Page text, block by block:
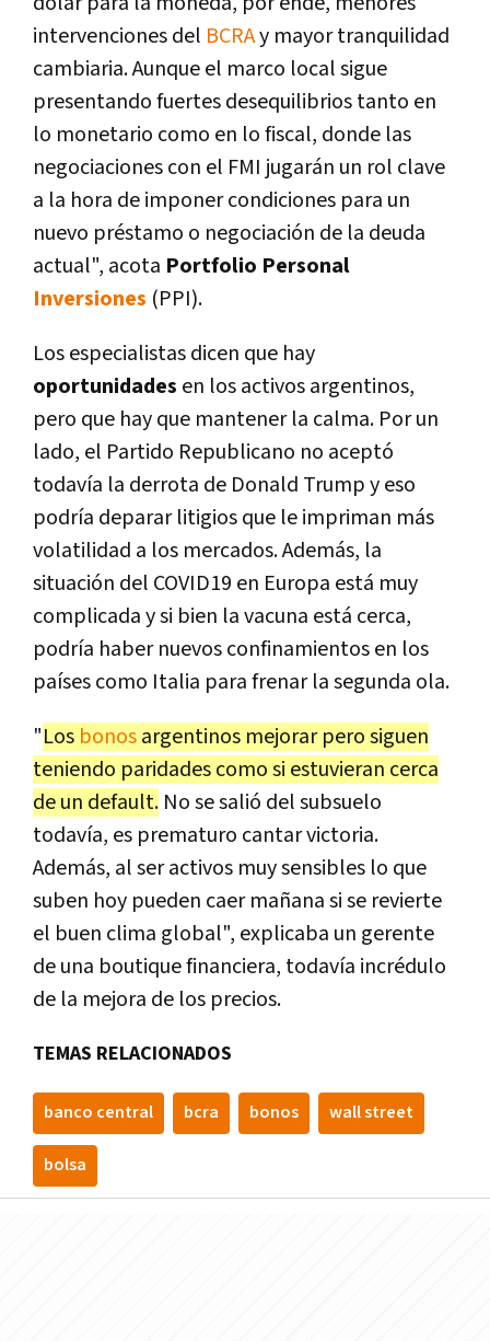
intervenciones del BCRAy mayor tranquilidad
cambiaria. Aunque el marco local sigue
presentando fuertes desequilibrios tanto en
lo monetario como en lo fiscal, donde las
negociaciones con el FMI jugarán un rol clave
a la hora de imponer condiciones para un
nuevo préstamo o negociación de la deuda
actual", acota Portfolio Personal
Inversiones (PPI).
Los especialistas dicen que hay
oportunidades en los activos argentinos,
pero que hay que mantener la calma. Por un
lado, el Partido Republicano no aceptó
todavía la derrota de Donald Trump y eso
podría deparar litigios que le impriman más
volatilidad a los mercados. Además, la
situación del COVID19 en Europa está muy
complicada y si bien la vacuna está cerca,
podría haber nuevos confinamientos en los
países como Italia para frenar la segunda ola.
"Los bonosargentinos mejorar pero siguen
teniendo paridades como si estuvieran cerca
de un default. No se salió del subsuelo
todavía, es prematuro cantar victoria.
Además, al ser activos muy sensibles lo que
suben hoy pueden caer mañana si se revierte
el buen clima global", explicaba un gerente
de una boutique financiera, todavía incrédulo
de la mejora de los precios.
TEMAS RELACIONADOS
banco central bcra bonos wall street
bolsa